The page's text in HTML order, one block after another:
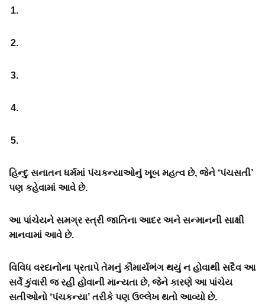
હિન્દુ સનાતન ધર્મમાં પંચકન્યાઓનું ખૂબ મહત્વ છે, જેને ‘પંચસતી’
પણ કહેવામાં આવે છે.
આ પાંચેયને સમગ્ર સ્ત્રી જાતિના આદર અને સન્માનની સાક્ષી
માનવામાં આવે છે.
વિવિધ વરદાનોના પ્રતાપે તેમનું કૌમાર્યભંગ થયું ન હોવાથી સદૈવ આ
સર્વે કુંવારી જ રહી હોવાની માન્યતા છે, જેને કારણે આ પાંચેય
સતીઓનો ‘પંચકન્યા’ તરીકે પણ ઉલ્લેખ થતો આવ્યો છે.